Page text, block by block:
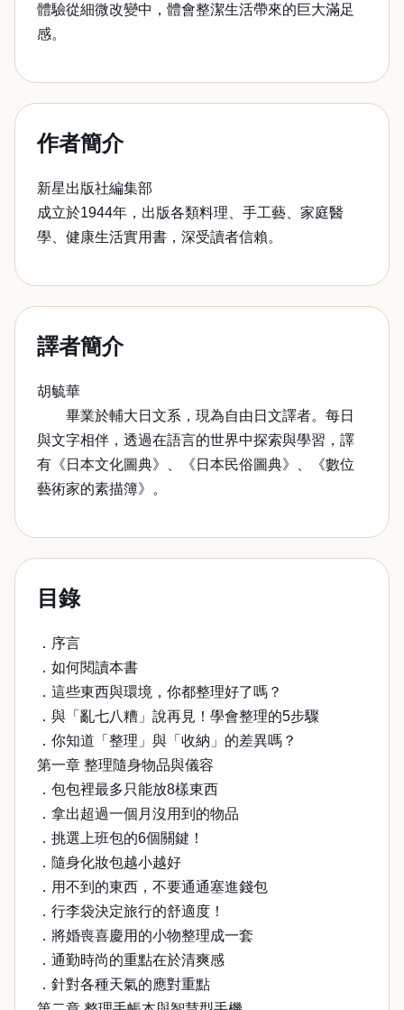
體驗從細微改變中，體會整潔生活帶來的巨大滿足
感。
作者簡介
新星出版社編集部
成立於1944年，出版各類料理、手工藝、家庭醫
學、健康生活實用書，深受讀者信賴。
譯者簡介
胡毓華
畢業於輔大日文系，現為自由日文譯者。每日
與文字相伴，透過在語言的世界中探索與學習，譯
有《日本文化圖典》、《日本民俗圖典》、《數位
藝術家的素描簿》。
目錄
．序言
．如何閱讀本書
．這些東西與環境，你都整理好了嗎？
．與「亂七八糟」說再見！學會整理的5步驟
．你知道「整理」與「收納」的差異嗎？
第一章 整理隨身物品與儀容
．包包裡最多只能放8樣東西
．拿出超過一個月沒用到的物品
．挑選上班包的6個關鍵！
．隨身化妝包越小越好
．用不到的東西，不要通通塞進錢包
．行李袋決定旅行的舒適度！
．將婚喪喜慶用的小物整理成一套
．通勤時尚的重點在於清爽感
．針對各種天氣的應對重點